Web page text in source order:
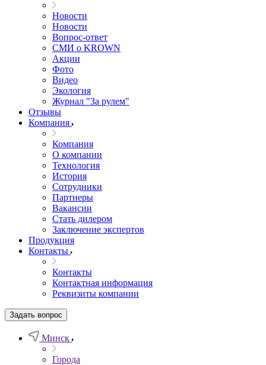
Новости
Новости
Вопрос-ответ
СМИ о KROWN
Акции
Фото
Видео
Экология
Журнал "За рулем"
Отзывы
Компания
Компания
О компании
Технология
История
Сотрудники
Партнеры
Вакансии
Стать дилером
Заключение экспертов
Продукция
Контакты
Контакты
Контактная информация
Реквизиты компании
Задать вопрос
Минск
Города